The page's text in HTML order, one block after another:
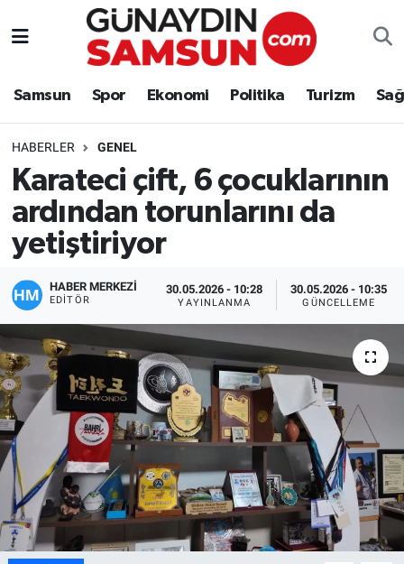
Samsun Spor Ekonomi Politika Turizm
HABERLER GENEL
Karateci çift, 6 çocuklarının
ardından torunlarını da
yetiştiriyor
HABER MERKEZİ
EDITÖR
30.05.2026 - 10:28
YAYINLANMA
30.05.2026 - 10:35
GÜNCELLEME
Samsun
Politika
Turizm
Sağlık
Eğitim
Yaşam
Kültür Sanat
Bilim ve Teknoloji
Genel
Nöbetçi Eczaneler
Süper Lig Puan Durumu ve Fikstür
Tüm Manşetler
Son Dakika Haberleri
Haber Arşivi